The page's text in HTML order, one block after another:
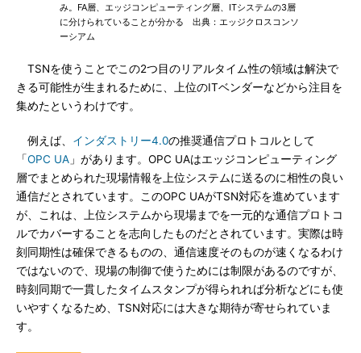
み。FA層、エッジコンピューティング層、ITシステムの3層
に分けられていることが分かる 出典：エッジクロスコンソ
ーシアム
TSNを使うことでこの2つ目のリアルタイム性の領域は解決で
きる可能性が生まれるために、上位のITベンダーなどから注目を
集めたというわけです。
例えば、 インダストリー4.0の推奨通信プロトコルとして
「OPC UA 」があります。OPC UAはエッジコンピューティング
層でまとめられた現場情報を上位システムに送るのに相性の良い
通信だとされています。このOPC UAがTSN対応を進めています
が、これは、上位システムから現場までを一元的な通信プロトコ
ルでカバーすることを志向したものだとされています。実際は時
刻同期性は確保できるものの、通信速度そのものが速くなるわけ
ではないので、現場の制御で使うためには制限があるのですが、
時刻同期で一貫したタイムスタンプが得られれば分析などにも使
いやすくなるため、TSN対応には大きな期待が寄せられていま
す。